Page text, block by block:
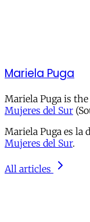
Mariela Puga
Mariela Puga is
Mujeres del Sur
Mariela Puga es la
Mujeres del Sur.
All articles